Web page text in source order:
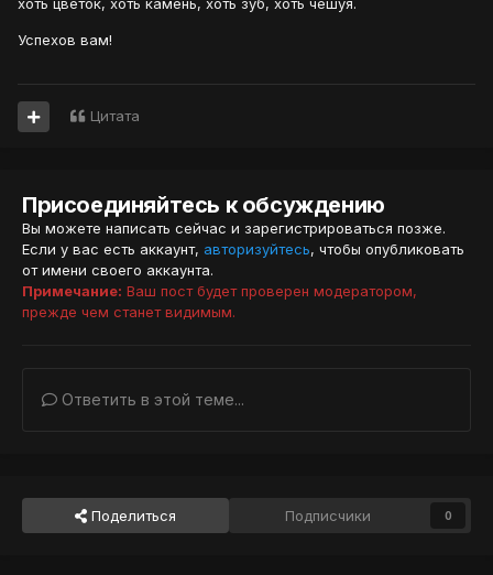
хоть цветок, хоть камень, хоть зуб, хоть чешуя.
Успехов вам!
Цитата
Присоединяйтесь к обсуждению
Вы можете написать сейчас и зарегистрироваться позже.
Если у вас есть аккаунт, авторизуйтесь, чтобы опубликовать
от имени своего аккаунта.
Примечание: Ваш пост будет проверен модератором,
прежде чем станет видимым.
Ответить в этой теме...
Поделиться Подписчики 0